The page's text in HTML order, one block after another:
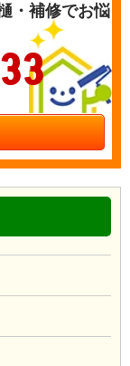
・補修でお悩